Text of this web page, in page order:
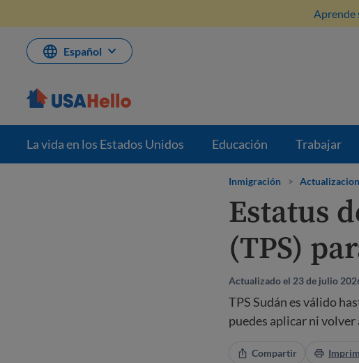
contenido
Aprende
Español
La vida en los Estados Unidos Educación Trabajar
Inmigración >
Estatus
(TPS)
Actualizado el 23 de julio
TPS Sudán es válido
puedes aplicar ni volver
Compartir